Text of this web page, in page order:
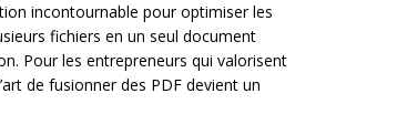
incontournable pour optimiser les
fichiers en un seul document
Pour les entrepreneurs qui valorisent
de fusionner des PDF devient un